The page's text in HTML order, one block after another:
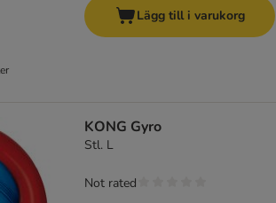
Lägg till i varukorg
KONG Gyro
Stl. L
Not rated